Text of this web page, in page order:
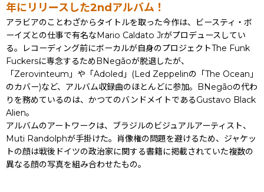
年にリリースした2ndアルバム！
アラビアのことわざからタイトルを取った今作は、ビースティ・ボ
ーイズとの仕事で有名なMario Caldato Jrがプロデュースしてい
る。レコーディング前にボーカルが自身のプロジェクトThe Funk
Fuckersに専念するためBNegãoが脱退したが、
「Zerovinteum」や「Adoled」(Led Zeppelinの「The Ocean」
のカバー)など、アルバム収録曲のほとんどに参加。BNegãoの代わ
りを務めているのは、かつてのバンドメイトであるGustavo Black
Alien。
アルバムのアートワークは、ブラジルのビジュアルアーティスト、
Muti Randolphが手掛けた。肖像権の問題を避けるため、ジャケッ
トの顔は戦後ドイツの政治家に関する書籍に掲載されていた複数の
異なる顔の写真を組み合わせたもの。